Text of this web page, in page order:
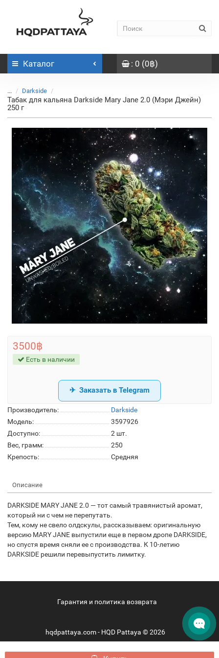
Каталог : 0 (0฿)
... Darkside
Табак для кальяна Darkside Mary Jane 2.0 (Мэри Джейн)
250 г
Производитель:
Darkside
Модель:
3597926
Доступно:
2 шт.
Вес, грамм:
250
Крепость:
Средняя
3500฿
Есть в наличии
Заказать в Telegram
Описание
DARKSIDE MARY JANE 2.0 — тот самый травянистый аромат,
который ни с чем не перепутать.
Тем, кому не свело олдскулы, рассказываем: оригинальную
версию MARY JANE выпустили еще в первом дропе DARKSIDE,
но спустя время сняли ее с производства. К 10-летию
DARKSIDE решили перевыпустить лимитку.
Гарантия и политика возврата
hqdpattaya.com - HQD Pattaya © 2026